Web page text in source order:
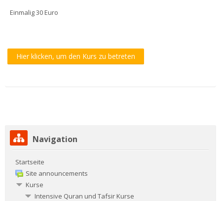
Einmalig 30 Euro
Hier klicken, um den Kurs zu betreten
Navigation überspringen
Navigation
Startseite
Site announcements
Kurse
Intensive Quran und Tafsir Kurse